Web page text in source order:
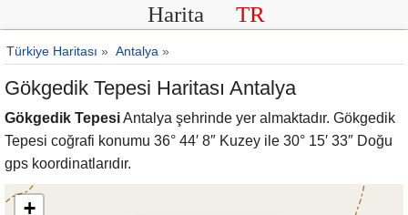
Harita TR
Türkiye Haritası » Antalya »
Gökgedik Tepesi Haritası Antalya
Gökgedik TepesiAntalya şehrinde yer almaktadır. Gökgedik
Tepesi coğrafi konumu 36° 44′ 8″ Kuzey ile 30° 15′ 33″ Doğu
gps koordinatlarıdır.
+